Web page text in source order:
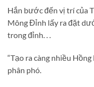
Hắn bước đến vị trí của
Mông Đỉnh lấy ra đặt
trong đỉnh. . .
“Tạo ra càng nhiều
phân phó.